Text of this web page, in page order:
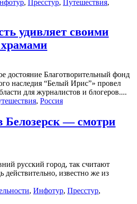
, Пресстур, Путешествия,
удивляет своими
достояние Благотворительный фонд
наследия “Белый Ирис”» провел
для журналистов и блогеров....
, Россия
Белозерск — смотри
русский город, так считают
известно же из
, Инфотур, Пресстур,